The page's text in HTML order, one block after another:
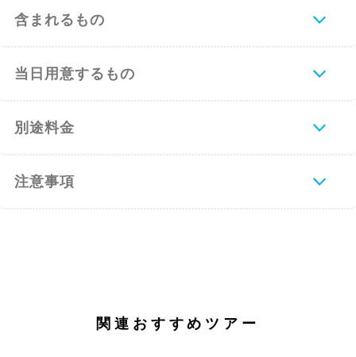
含まれるもの
当日用意するもの
別途料金
注意事項
関連おすすめツアー